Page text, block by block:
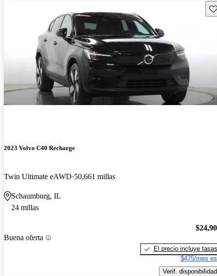
2023 Volvo C40 Recharge
Twin Ultimate eAWD 50,661 millas
Schaumburg, IL
24 millas
Buena oferta
El precio incluye tasas
$475/mes
Verif. disponibilidad